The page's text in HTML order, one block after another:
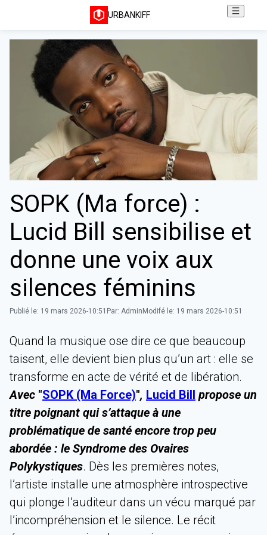
URBANKIFF
SOPK (Ma force) :
Lucid Bill sensibilise et
donne une voix aux
silences féminins
Publié le: 19 mars 2026-10:51 Par: Admin Modifé le: 19 mars 2026-10:51
Quand la musique ose dire ce que beaucoup
taisent, elle devient bien plus qu’un art : elle se
transforme en acte de vérité et de libération.
Avec "SOPK (Ma Force)", Lucid Bill propose un
titre poignant qui s’attaque à une
problématique de santé encore trop peu
abordée : le Syndrome des Ovaires
Polykystiques. Dès les premières notes,
l’artiste installe une atmosphère introspective
qui plonge l’auditeur dans un vécu marqué par
l’incompréhension et le silence. Le récit